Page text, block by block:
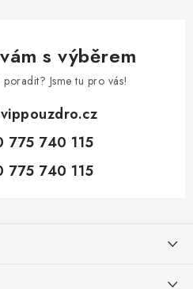
s výběrem
Jsme tu pro vás!
vippouzdro.cz
775 740 115
775 740 115